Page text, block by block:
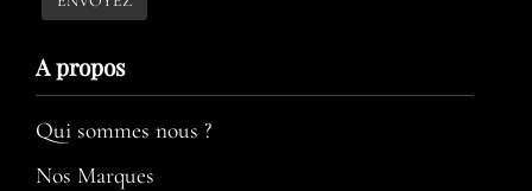
A propos​
Qui sommes nous ?
Nos Marques